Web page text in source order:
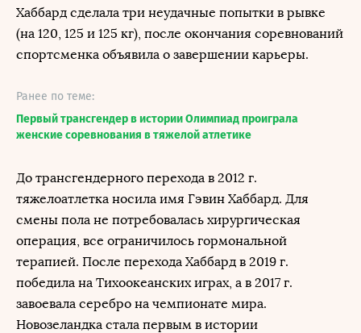
Хаббард сделала три неудачные попытки в рывке
(на 120, 125 и 125 кг), после окончания соревнований
спортсменка объявила о завершении карьеры.
Ранее по теме:
Первый трансгендер в истории Олимпиад проиграла
женские соревнования в тяжелой атлетике
До трансгендерного перехода в 2012 г.
тяжелоатлетка носила имя Гэвин Хаббард. Для
смены пола не потребовалась хирургическая
операция, все ограничилось гормональной
терапией. После перехода Хаббард в 2019 г.
победила на Тихоокеанских играх, а в 2017 г.
завоевала серебро на чемпионате мира.
Новозеландка стала первым в истории